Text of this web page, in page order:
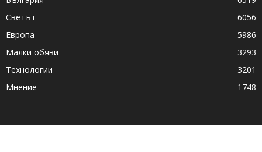
Светът
6056
Европа
5986
Малки обяви
3293
Технологии
3201
Мнение
1748